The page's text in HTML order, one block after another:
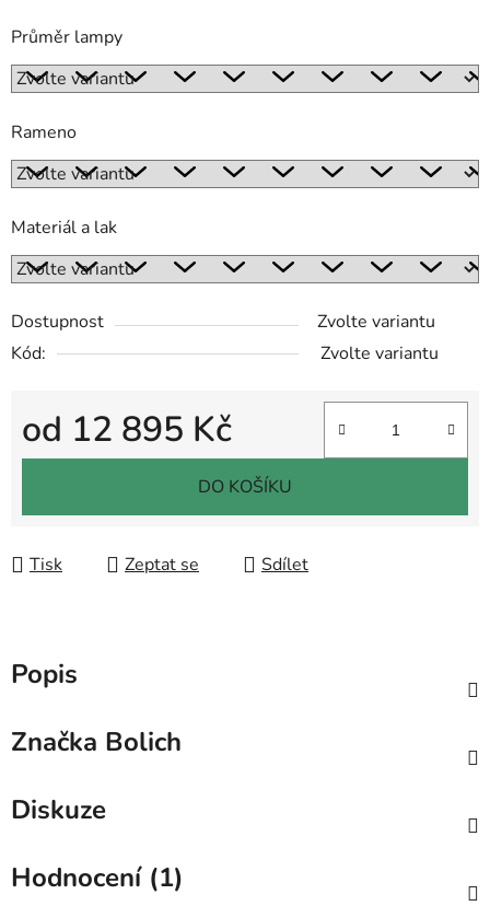
Průměr lampy
Rameno
Materiál a lak
Dostupnost
Zvolte variantu
Kód:
Zvolte variantu
od 12 895 Kč
Měrná cena:
DO KOŠÍKU
Tisk Zeptat se Sdílet
Popis
Značka Bolich
Diskuze
Hodnocení (1)